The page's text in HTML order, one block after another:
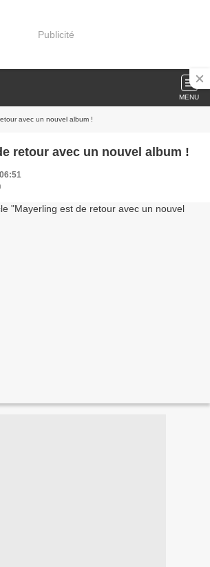
Publicité
MENU
avec un nouvel album !
retour avec un nouvel album !